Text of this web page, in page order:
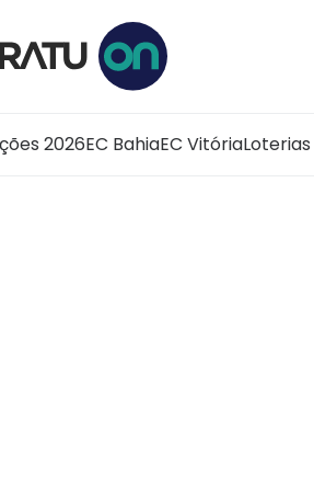
2026EC BahiaEC VitóriaLoterias